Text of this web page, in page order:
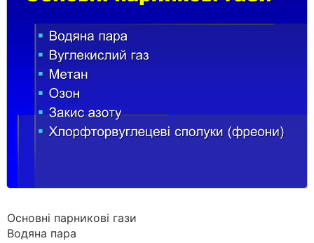
Основні парникові гази
Водяна пара